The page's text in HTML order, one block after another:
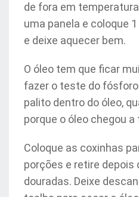
de fora em
uma panela e coloque
e deixe aquecer bem.
O óleo tem que ficar
fazer o teste do
palito dentro do óleo,
porque o óleo chegou
Coloque as coxinhas
porções e retire depois
douradas. Deixe